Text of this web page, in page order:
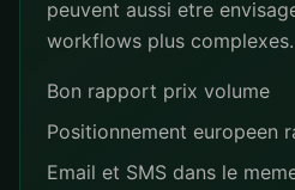
peuvent aussi etre
workflows plus complexes.
Bon rapport prix volume
Positionnement europeen
Email et SMS dans le